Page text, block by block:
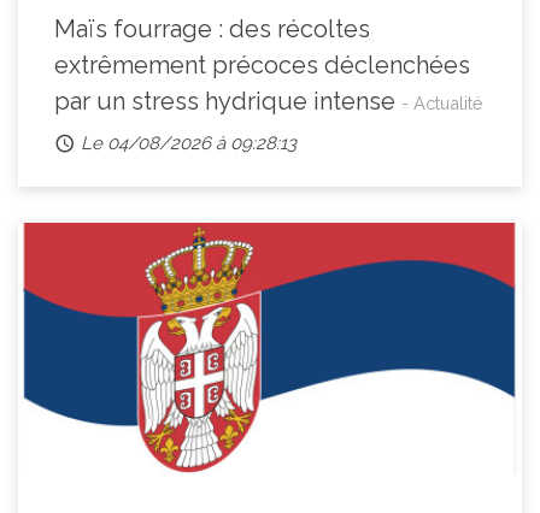
Maïs fourrage : des récoltes
extrêmement précoces déclenchées
par un stress hydrique intense - Actualité
Le 04/08/2026 à 09:28:13